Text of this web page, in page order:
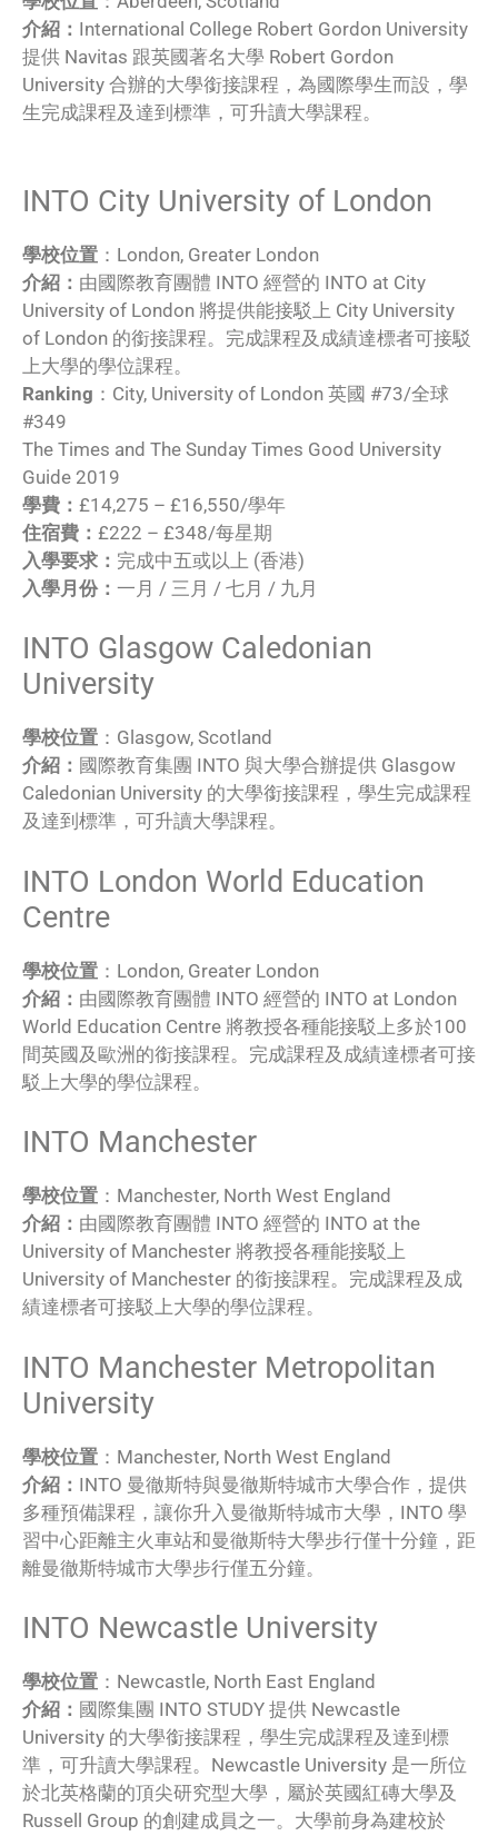
介紹： International College Robert Gordon University
提供 Navitas 跟英國著名大學 Robert Gordon
University 合辦的大學銜接課程，為國際學生而設，學
生完成課程及達到標準，可升讀大學課程。
INTO City University of London
學校位置 ：London, Greater London
介紹： 由國際教育團體 INTO 經營的 INTO at City
University of London 將提供能接駁上 City University
of London 的銜接課程。完成課程及成績達標者可接駁
上大學的學位課程。
Ranking ：City, University of London 英國 #73/全球
#349
The Times and The Sunday Times Good University
Guide 2019
學費： £14,275 – £16,550/學年
住宿費： £222 – £348/每星期
入學要求： 完成中五或以上 (香港)
入學月份： 一月 / 三月 / 七月 / 九月
INTO Glasgow Caledonian
University
學校位置 ：Glasgow, Scotland
介紹： 國際教育集團 INTO 與大學合辦提供 Glasgow
Caledonian University 的大學銜接課程，學生完成課程
及達到標準，可升讀大學課程。
INTO London World Education
Centre
學校位置 ：London, Greater London
介紹： 由國際教育團體 INTO 經營的 INTO at London
World Education Centre 將教授各種能接駁上多於100
間英國及歐洲的銜接課程。完成課程及成績達標者可接
駁上大學的學位課程。
INTO Manchester
學校位置 ：Manchester, North West England
介紹： 由國際教育團體 INTO 經營的 INTO at the
University of Manchester 將教授各種能接駁上
University of Manchester 的銜接課程。完成課程及成
績達標者可接駁上大學的學位課程。
INTO Manchester Metropolitan
University
學校位置 ：Manchester, North West England
介紹： INTO 曼徹斯特與曼徹斯特城市大學合作，提供
多種預備課程，讓你升入曼徹斯特城市大學，INTO 學
習中心距離主火車站和曼徹斯特大學步行僅十分鐘，距
離曼徹斯特城市大學步行僅五分鐘。
INTO Newcastle University
學校位置 ：Newcastle, North East England
介紹： 國際集團 INTO STUDY 提供 Newcastle
University 的大學銜接課程，學生完成課程及達到標
準，可升讀大學課程。Newcastle University 是一所位
於北英格蘭的頂尖研究型大學，屬於英國紅磚大學及
Russell Group 的創建成員之一。大學前身為建校於